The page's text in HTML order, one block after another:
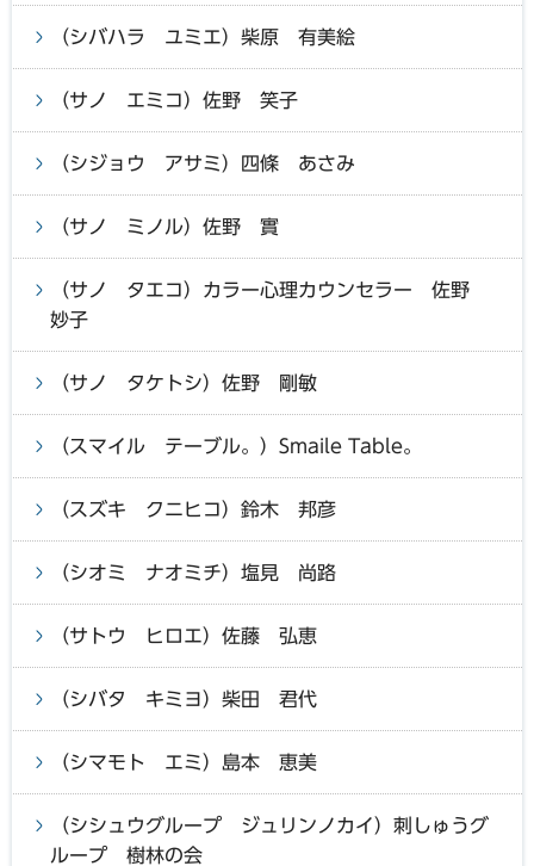
（シバハラ ユミエ）柴原 有美絵
（サノ エミコ）佐野 笑子
（シジョウ アサミ）四條 あさみ
（サノ ミノル）佐野 實
（サノ タエコ）カラー心理カウンセラー 佐野
妙子
（サノ タケトシ）佐野 剛敏
（スマイル テーブル。）Smaile Table。
（スズキ クニヒコ）鈴木 邦彦
（シオミ ナオミチ）塩見 尚路
（サトウ ヒロエ）佐藤 弘恵
（シバタ キミヨ）柴田 君代
（シマモト エミ）島本 恵美
（シシュウグループ ジュリンノカイ）刺しゅうグ
ループ 樹林の会